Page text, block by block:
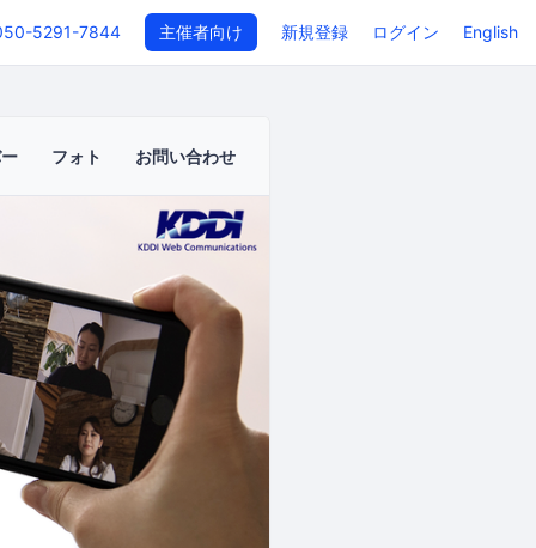
5291-7844 主催者向け 新規登録 ログイン English
フォト お問い合わせ